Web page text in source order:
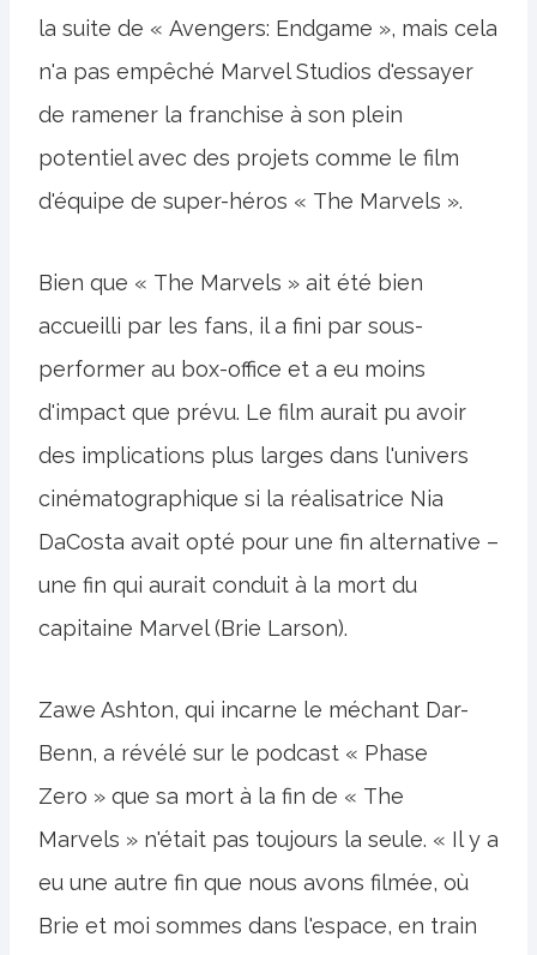
la suite de « Avengers: Endgame », mais cela
n'a pas empêché Marvel Studios d'essayer
de ramener la franchise à son plein
potentiel avec des projets comme le film
d'équipe de super-héros « The Marvels ».
Bien que « The Marvels » ait été bien
accueilli par les fans, il a fini par sous-
performer au box-office et a eu moins
d'impact que prévu. Le film aurait pu avoir
des implications plus larges dans l'univers
cinématographique si la réalisatrice Nia
DaCosta avait opté pour une fin alternative –
une fin qui aurait conduit à la mort du
capitaine Marvel (Brie Larson).
Zawe Ashton, qui incarne le méchant Dar-
Benn, a révélé sur le podcast « Phase
Zero » que sa mort à la fin de « The
Marvels » n'était pas toujours la seule. « Il y a
eu une autre fin que nous avons filmée, où
Brie et moi sommes dans l'espace, en train